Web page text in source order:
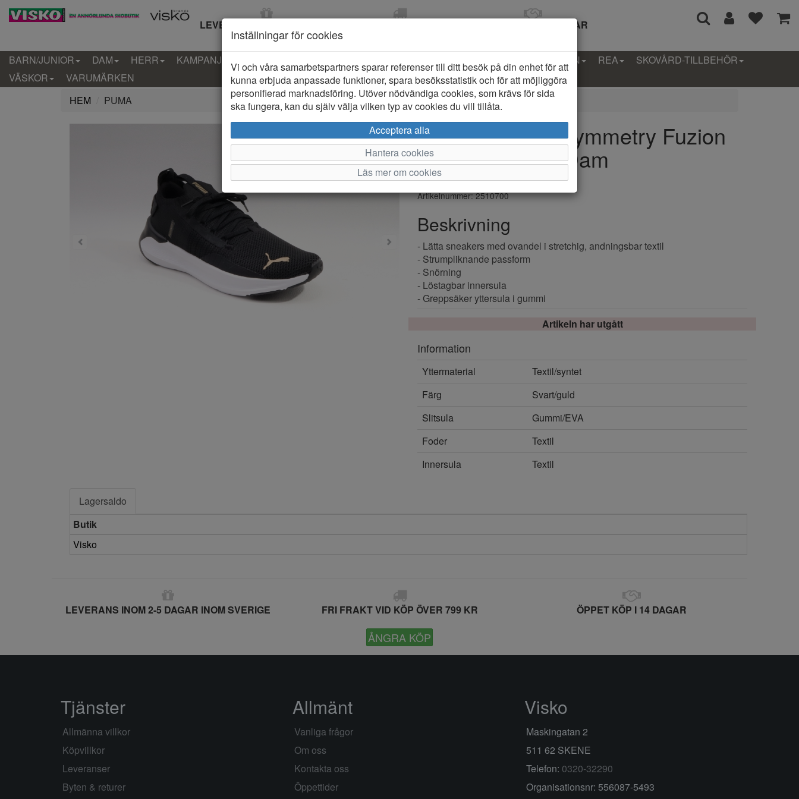
LEVERANS INOM 2-5 DAGAR ÖPPET KÖP I 14 DAGAR
BARN/JUNIOR DAM HERR KAMPANJ KLÄDER-BARN PROVKOLLEKTION REA
SKOVÅRD-TILLBEHÖR
VÄSKOR
VARUMÄRKEN
HEM
PUMA
Puma Softride Symmetry Fuzion
Wns Sportskor Dam
Varumärke: Puma
Artikelnummer: 2510700
Beskrivning
- Lätta sneakers med ovandel i stretchig, andningsbar textil
- Strumpliknande passform
- Snörning
- Löstagbar innersula
- Greppsäker yttersula i gummi
Artikeln har utgått
Information
Yttermaterial
Textil/syntet
Färg
Svart/guld
Slitsula
Gummi/EVA
Foder
Textil
Innersula
Textil
Lagersaldo
Butik
Visko
LEVERANS INOM 2-5 DAGAR INOM SVERIGE FRI FRAKT VID KÖP ÖVER 799 KR ÖPPET KÖP I 14 DAGAR
ÅNGRA KÖP
Inställningar för cookies
Vi och våra samarbetspartners sparar referenser till ditt besök på din enhet för att
kunna erbjuda anpassade funktioner, spara besöksstatistik och för att möjliggöra
personifierad marknadsföring. Utöver nödvändiga cookies, som krävs för sida
ska fungera, kan du själv välja vilken typ av cookies du vill tillåta.
Acceptera alla
Hantera cookies
Läs mer om cookies
Tjänster
Allmänna villkor
Köpvillkor
Leveranser
Byten & returer
Allmänt
Vanliga frågor
Om oss
Kontakta oss
Öppettider
Visko
Maskingatan 2
511 62 SKENE
Telefon: 0320-32290
Organisationsnr: 556087-5493